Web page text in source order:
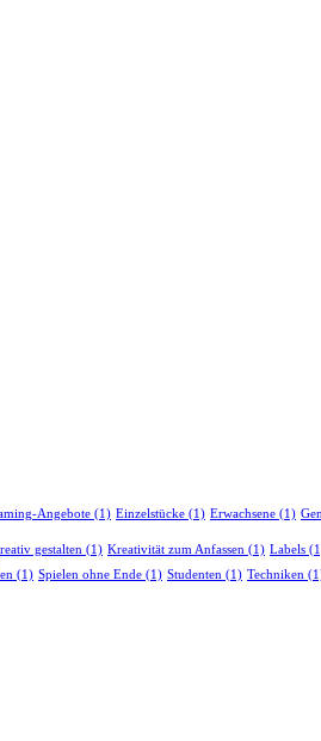
Angebote (1) Einzelstücke (1) Erwachsene (1)
gestalten (1) Kreativität zum Anfassen (1) Labels
(1) Spielen ohne Ende (1) Studenten (1) Techniken